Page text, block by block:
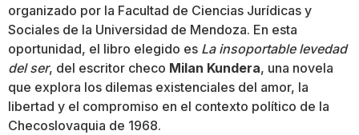
organizado por la Facultad de Ciencias Jurídicas y
Sociales de la Universidad de Mendoza. En esta
oportunidad, el libro elegido es La insoportable levedad
del ser, del escritor checo Milan Kundera, una novela
que explora los dilemas existenciales del amor, la
libertad y el compromiso en el contexto político de la
Checoslovaquia de 1968.